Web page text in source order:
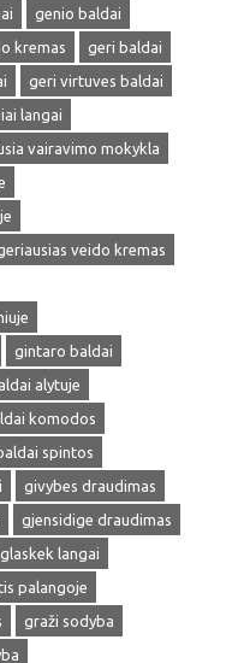
genio baldai
kremas
geri baldai
geri virtuves baldai
langai
vairavimo mokykla
veido kremas
gintaro baldai
alytuje
komodos
spintos
givybes draudimas
gjensidige draudimas
glaskek langai
palangoje
graži sodyba